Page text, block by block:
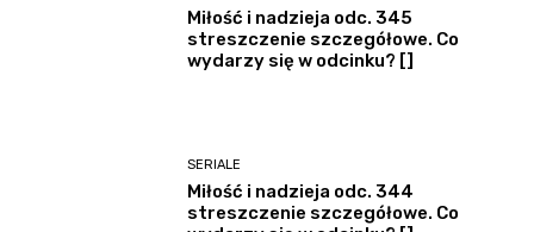
Miłość i nadzieja odc. 345
streszczenie szczegółowe. Co
wydarzy się w odcinku? []
SERIALE
Miłość i nadzieja odc. 344
streszczenie szczegółowe. Co